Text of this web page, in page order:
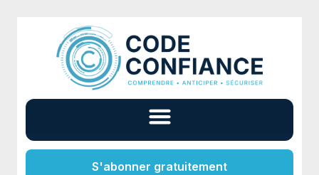
S'abonner gratuitement